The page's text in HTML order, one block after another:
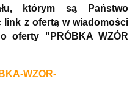
którym są Państwo
link z ofertą w wiadomości
oferty "PRÓBKA WZÓR
WZOR-